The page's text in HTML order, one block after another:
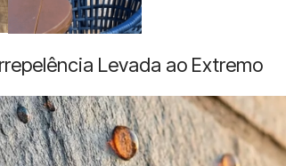
Levada ao Extremo